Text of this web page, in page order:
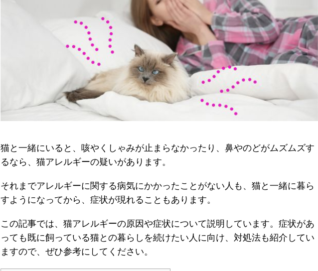
猫と一緒にいると、咳やくしゃみが止まらなかったり、鼻やのどがムズムズす
るなら、猫アレルギーの疑いがあります。
それまでアレルギーに関する病気にかかったことがない人も、猫と一緒に暮ら
すようになってから、症状が現れることもあります。
この記事では、猫アレルギーの原因や症状について説明しています。症状があ
っても既に飼っている猫との暮らしを続けたい人に向け、対処法も紹介してい
ますので、ぜひ参考にしてください。